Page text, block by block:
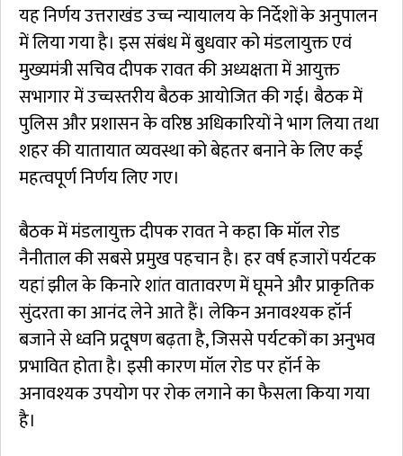
यह निर्णय उत्तराखंड उच्च न्यायालय के निर्देशों के अनुपालन
में लिया गया है। इस संबंध में बुधवार को मंडलायुक्त एवं
मुख्यमंत्री सचिव दीपक रावत की अध्यक्षता में आयुक्त
सभागार में उच्चस्तरीय बैठक आयोजित की गई। बैठक में
पुलिस और प्रशासन के वरिष्ठ अधिकारियों ने भाग लिया तथा
शहर की यातायात व्यवस्था को बेहतर बनाने के लिए कई
महत्वपूर्ण निर्णय लिए गए।
बैठक में मंडलायुक्त दीपक रावत ने कहा कि मॉल रोड
नैनीताल की सबसे प्रमुख पहचान है। हर वर्ष हजारों पर्यटक
यहां झील के किनारे शांत वातावरण में घूमने और प्राकृतिक
सुंदरता का आनंद लेने आते हैं। लेकिन अनावश्यक हॉर्न
बजाने से ध्वनि प्रदूषण बढ़ता है, जिससे पर्यटकों का अनुभव
प्रभावित होता है। इसी कारण मॉल रोड पर हॉर्न के
अनावश्यक उपयोग पर रोक लगाने का फैसला किया गया
है।